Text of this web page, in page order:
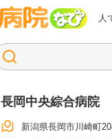
人
病院
長岡中央綜合病院
新潟県長岡市川崎町